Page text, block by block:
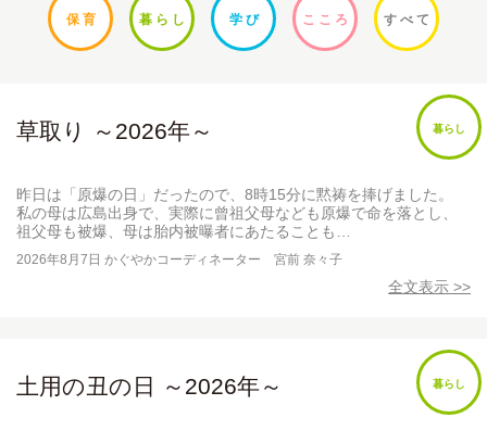
保 育 暮ら し 学 び ここ ろ すべて
暮らし
草取り ～2026年～
昨日は「原爆の日」だったので、8時15分に黙祷を捧げました。
私の母は広島出身で、実際に曾祖父母なども原爆で命を落とし、
祖父母も被爆、母は胎内被曝者にあたることも…
2026年8月7日 かぐやかコーディネーター 宮前 奈々子
全文表示 >>
暮らし
土用の丑の日 ～2026年～